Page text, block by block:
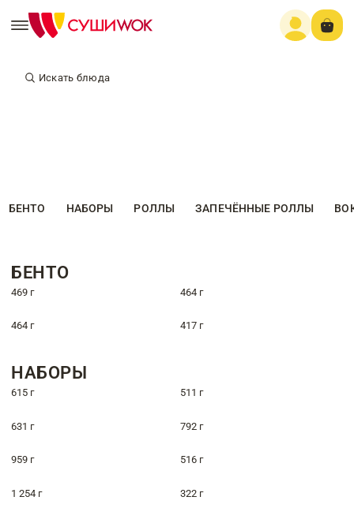
Искать блюда
БЕНТО НАБОРЫ РОЛЛЫ ЗАПЕЧЁННЫЕ РОЛЛЫ
БЕНТО
469 г 464 г
464 г 417 г
НАБОРЫ
615 г 511 г
631 г 792 г
959 г 516 г
1 254 г 322 г